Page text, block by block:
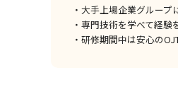
・大手上場企業グルー
・専門技術を学べて経
・研修期間中は安心の